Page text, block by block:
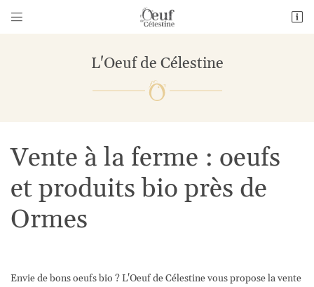


 Adresse email de réception
L'Oeuf de Célestine
Vente à la ferme : oeufs
et produits bio près de
Ormes
Envie de bons oeufs bio ? L'Oeuf de Célestine vous propose la vente